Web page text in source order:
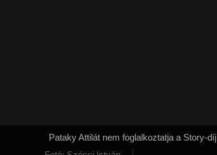
Pataky Attilát nem foglalkoztatja a Story-díj